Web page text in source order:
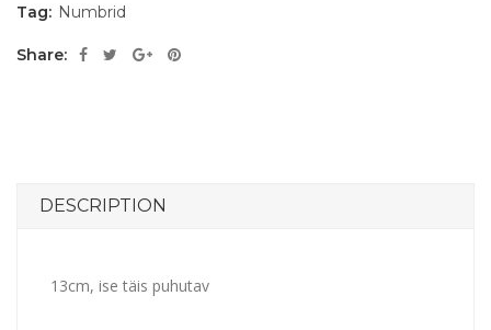
Tag: Numbrid
Share:
DESCRIPTION
13cm, ise täis puhutav